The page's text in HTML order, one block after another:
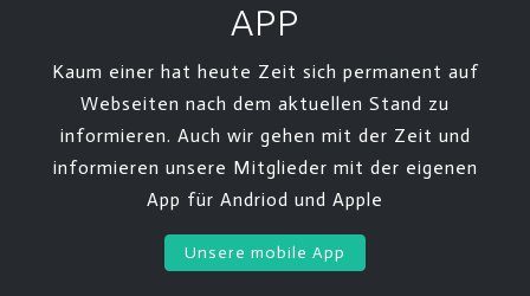
APP
Kaum einer hat heute Zeit sich permanent auf
Webseiten nach dem aktuellen Stand zu
informieren. Auch wir gehen mit der Zeit und
informieren unsere Mitglieder mit der eigenen
App für Andriod und Apple
Unsere mobile App